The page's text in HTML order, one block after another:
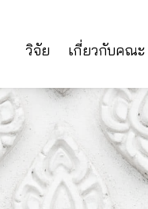
วิจัย เกี่ยวกับคณะ